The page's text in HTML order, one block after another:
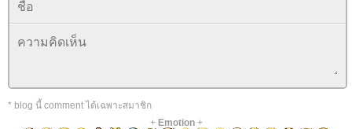
* blog นี้ comment ได้เฉพาะสมาชิก
+ Emotion+